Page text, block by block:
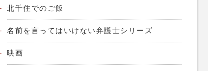
北千住でのご飯
名前を言ってはいけない弁護士シリーズ
映画